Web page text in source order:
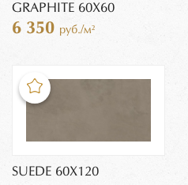
GRAPHITE 60X60
6 350 руб./м²
SUEDE 60X120